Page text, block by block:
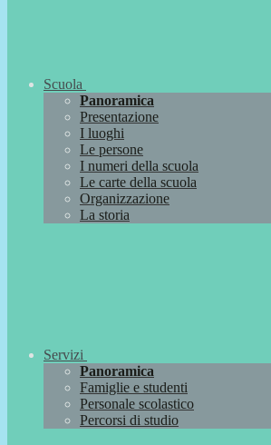
Scuola
Panoramica
Presentazione
I luoghi
Le persone
I numeri della scuola
Le carte della scuola
Organizzazione
La storia
Servizi
Panoramica
Famiglie e studenti
Personale scolastico
Percorsi di studio